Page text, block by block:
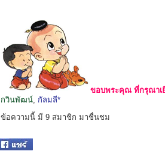
ขอบพระคุณ ที่กรุณาเ
กวินพัฒน์, กัลมลี*
ข้อความนี้ มี 9 สมาชิก มาชื่นชม